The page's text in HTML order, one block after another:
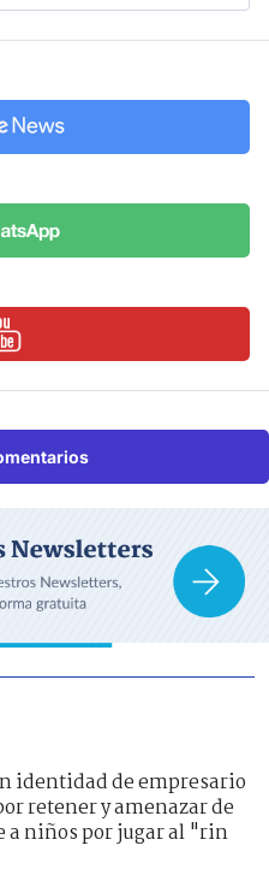
identidad de empresario
retener y amenazar de
a niños por jugar al "rin